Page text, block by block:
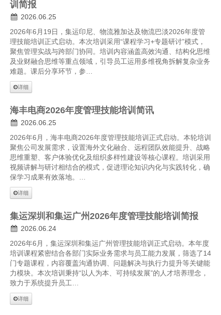
训简报
2026.06.25
2026年6月19日，集运印尼、物流雅加达及物流巴淡2026年度管
理技能培训正式启动。本次培训采用“课程学习+专题研讨”模式，
聚焦管理实战与跨部门协同。培训内容涵盖高效沟通、结构化思维
及业财融合思维等重点领域，引导员工运用多维视角拆解复杂业务
难题。课后分享环节，参…
详细
海丰电商2026年度管理技能培训简讯
2026.06.25
2026年6月，海丰电商2026年度管理技能培训正式启动。本轮培训
聚焦公司发展需求，设置海外文化融合、远程团队效能提升、战略
思维重塑、客户体验优化及组织多样性建设等核心课程。培训采用
视频讲解与研讨相结合的模式，促进理论知识内化与实践转化，确
保学习成果有效落地。…
详细
集运深圳和集运广州2026年度管理技能培训简报
2026.06.24
2026年6月，集运深圳和集运广州管理技能培训正式启动。本年度
培训课程紧密结合各部门实际业务需求与员工能力发展，筛选了14
门专题课程，内容覆盖沟通协调、问题解决与执行力提升等关键能
力模块。本次培训秉持“以人为本、可持续发展”的人才培养理念，
致力于系统提升员工…
详细